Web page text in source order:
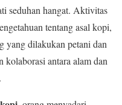
seduhan hangat. Aktivitas
tentang asal kopi,
yang dilakukan petani dan
kolaborasi antara alam dan